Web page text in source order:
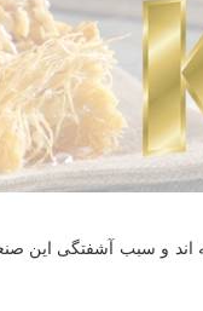
و سبب آشفتگی این